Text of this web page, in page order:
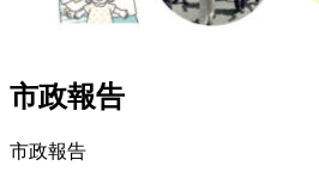
市政報告
市政報告